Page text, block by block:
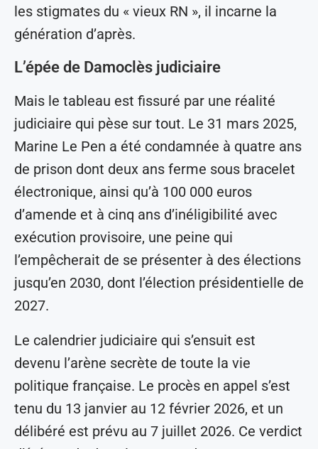
les stigmates du « vieux RN », il incarne la
génération d’après.
L’épée de Damoclès judiciaire
Mais le tableau est fissuré par une réalité
judiciaire qui pèse sur tout. Le 31 mars 2025,
Marine Le Pen a été condamnée à quatre ans
de prison dont deux ans ferme sous bracelet
électronique, ainsi qu’à 100 000 euros
d’amende et à cinq ans d’inéligibilité avec
exécution provisoire, une peine qui
l’empêcherait de se présenter à des élections
jusqu’en 2030, dont l’élection présidentielle de
2027.
Le calendrier judiciaire qui s’ensuit est
devenu l’arène secrète de toute la vie
politique française. Le procès en appel s’est
tenu du 13 janvier au 12 février 2026, et un
délibéré est prévu au 7 juillet 2026. Ce verdict